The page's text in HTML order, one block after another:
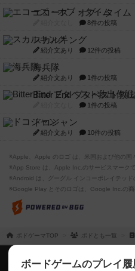
エコーズ・オブ・タイム
8件の投稿
スカルキング
紹介文あり 12件の投稿
海兵隊
紹介文あり 1件の投稿
Bitter End ブタペスト救
1件の投稿
ドコジャン
紹介文あり 10件の投稿
※Apple、Apple のロゴ は、米国および他の国
※App Store は、Apple Inc.のサービスマークで
※Android は、グーグル インコーポレイテッド
※Google Play とそのロゴは、Google Inc.の商
ボドゲーマTOP ボドとも一覧
ボードゲームのプレイ履
ボドゲーマTOP